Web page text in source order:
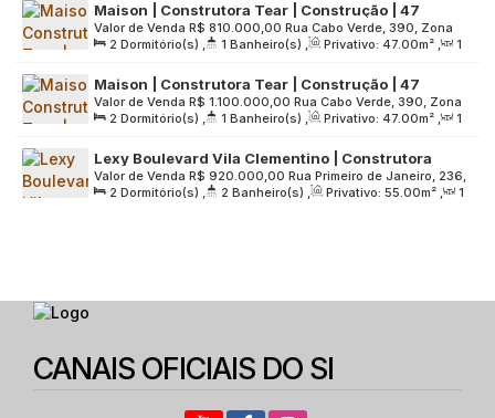
Maison | Construtora Tear | Construção | 47
metros | 02 dormitórios | com varanda | 01 vaga
R$ 810.000,00
Valor de Venda
Rua Cabo Verde, 390, Zona
Sul, 04550-081, Vila Olímpia, São Paulo, São Paulo, Brasil
2 Dormitório(s) , 1 Banheiro(s) , Privativo: 47.00m² ,
1
Sala(s) , 1 Vaga(s) , Útil: 47.00m² , Terreno: 2200.00m²
Maison | Construtora Tear | Construção | 47
metros | 02 dormitórios | com varanda | 02 vagas
R$ 1.100.000,00
Valor de Venda
Rua Cabo Verde, 390, Zona
Sul, 04550-081, Vila Olímpia, São Paulo, São Paulo, Brasil
2 Dormitório(s) , 1 Banheiro(s) , Privativo: 47.00m² ,
1
Sala(s) , 2 Vaga(s) , Útil: 47.00m² , Terreno: 2200.00m²
Lexy Boulevard Vila Clementino | Construtora
Concord | Pronto | 55 metros | 02 domitórios | suíte
| varanda | 01 vaga
R$ 920.000,00
Valor de Venda
Rua Primeiro de Janeiro, 236,
Zona Sul, 04044-060, Vila Clementino, São Paulo, São
2 Dormitório(s) , 2 Banheiro(s) , Privativo: 55.00m² ,
1
CANAIS OFICIAIS DO SI